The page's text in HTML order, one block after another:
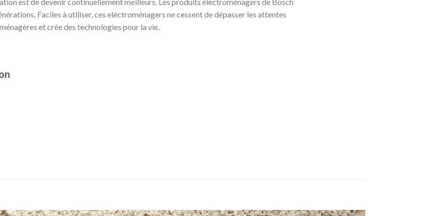
Faciles à utiliser, ces eléctroménagers ne cessent de dépasser les attentes
et crée des technologies pour la vie.